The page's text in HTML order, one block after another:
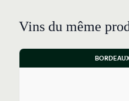
pour autant se monter
Comme quelques rares
âges.
Vins du même